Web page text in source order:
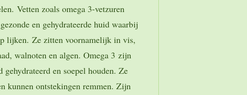
Vetten zoals omega 3-vetzuren
en gehydrateerde huid waarbij
lijken. Ze zitten voornamelijk in vis,
walnoten en algen. Omega 3 zijn
gehydrateerd en soepel houden. Ze
kunnen ontstekingen remmen. Zijn